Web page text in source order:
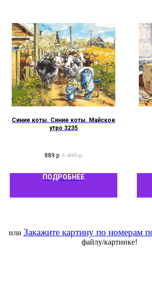
Синие коты. Синие коты. Майское
утро 3235
889 р. 1 490 р.
ПОДРОБНЕЕ
или Закажите картину по номерам
файлу/картинке!